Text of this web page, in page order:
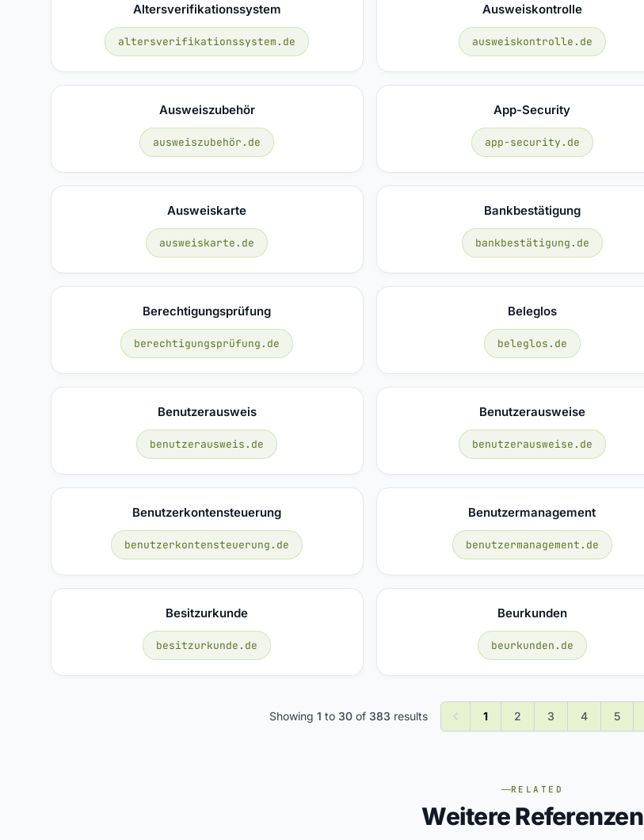
Altersverifikationssystem
altersverifikationssystem.de
Ausweiskontrolle
ausweiskontrolle.de
Ausweiszubehör
ausweiszubehör.de
App-Security
app-security.de
Ausweiskarte
ausweiskarte.de
Bankbestätigung
bankbestätigung.de
Berechtigungsprüfung
berechtigungsprüfung.de
Beleglos
beleglos.de
Benutzerausweis
benutzerausweis.de
Benutzerausweise
benutzerausweise.de
Benutzerkontensteuerung
benutzerkontensteuerung.de
Benutzermanagement
benutzermanagement.de
Besitzurkunde
besitzurkunde.de
Beurkunden
beurkunden.de
Showing 1 to 30 of 383 results 1 2 3 4 5
RELATED
Weitere Referenzen